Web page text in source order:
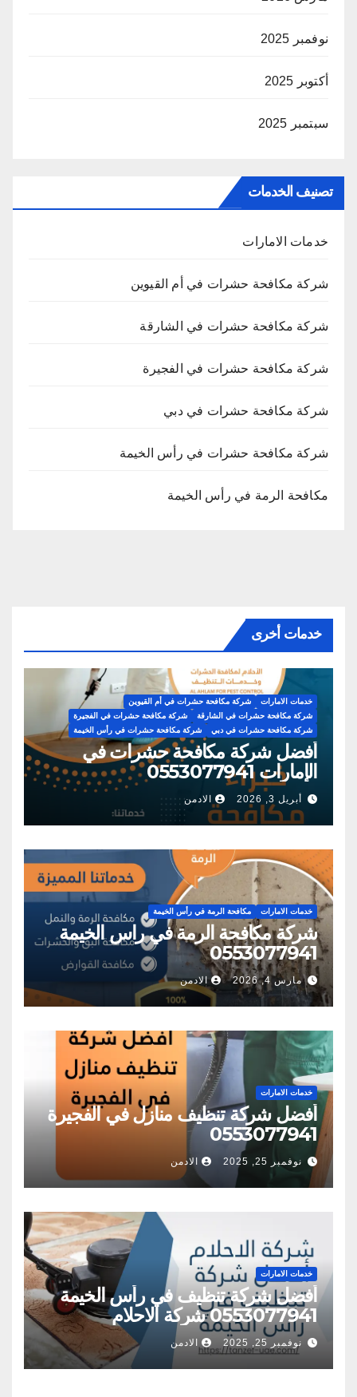
نوفمبر 2025
أكتوبر 2025
سبتمبر 2025
تصنيف الخدمات
خدمات الامارات
شركة مكافحة حشرات في أم القيوين
شركة مكافحة حشرات في الشارقة
شركة مكافحة حشرات في الفجيرة
شركة مكافحة حشرات في دبي
شركة مكافحة حشرات في رأس الخيمة
مكافحة الرمة في رأس الخيمة
خدمات أخرى
خدمات الامارات
شركة مكافحة حشرات في أم القيوين
شركة مكافحة حشرات في الشارقة
شركة مكافحة حشرات في الفجيرة
شركة مكافحة حشرات في دبي
شركة مكافحة حشرات في رأس الخيمة
أفضل شركة مكافحة حشرات في
الإمارات 0553077941
أبريل 3, 2026 الادمن
خدمات الامارات مكافحة الرمة في رأس الخيمة
شركة مكافحة الرمة في راس الخيمة
0553077941
مارس 4, 2026 الادمن
خدمات الامارات
أفضل شركة تنظيف منازل في الفجيرة
0553077941
نوفمبر 25, 2025 الادمن
خدمات الامارات
أفضل شركة تنظيف في رأس الخيمة
0553077941 شركة الاحلام
نوفمبر 25, 2025 الادمن